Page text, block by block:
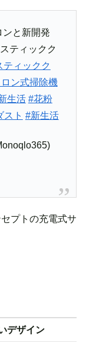
と新開発
ティックク
ティックク
ン式掃除機
生活 #花粉
スト #新生活
プトの充電式サ
デザイン